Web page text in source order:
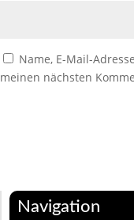
Name, E-Mail-
meinen nächsten
Navigation